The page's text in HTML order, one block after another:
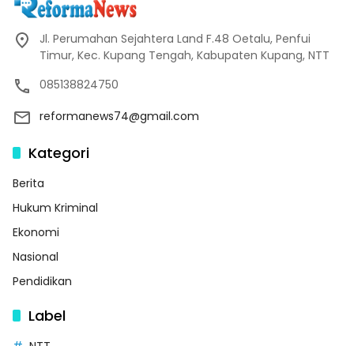
Jl. Perumahan Sejahtera Land F.48 Oetalu, Penfui
Timur, Kec. Kupang Tengah, Kabupaten Kupang, NTT
085138824750
reformanews74@gmail.com
Kategori
Berita
Hukum Kriminal
Ekonomi
Nasional
Pendidikan
Label